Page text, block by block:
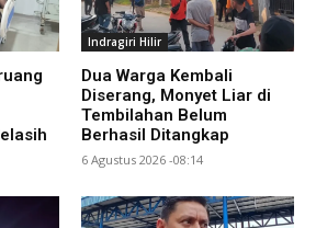
Indragiri Hilir
Dua Warga Kembali
Diserang, Monyet Liar di
Tembilahan Belum
Berhasil Ditangkap
6 Agustus 2026 -08:14